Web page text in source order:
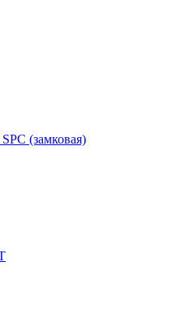
(замковая)